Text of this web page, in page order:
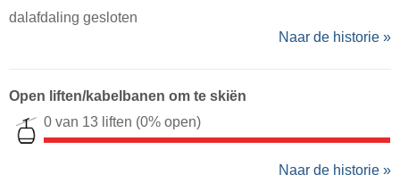
dalafdaling gesloten
Naar de historie »
Open liften/kabelbanen om te skiën
0 van 13 liften (0% open)
Naar de historie »